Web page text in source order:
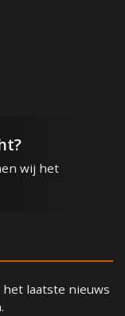
wij het
laatste nieuws